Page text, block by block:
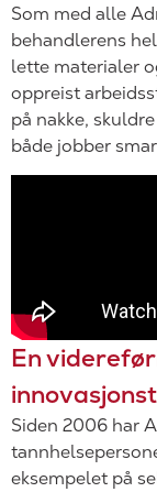
Som med alle
behandlerens
lette materialer
oppreist
på nakke,
både jobber
En
Siden 2006 har
eksempelet på